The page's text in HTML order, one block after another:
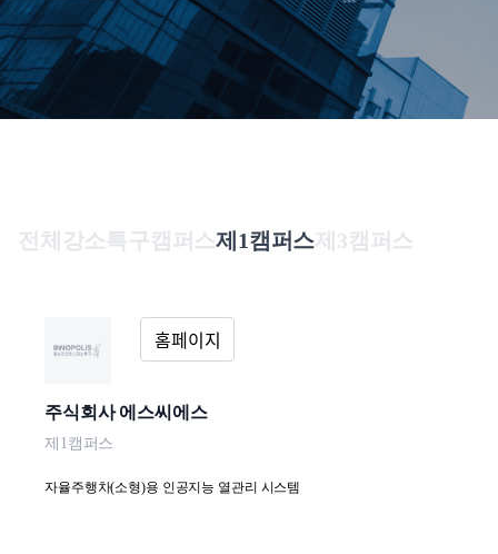
글로벌 협력 지원
메
무
수
용
개인정보처리방침
원
서
전체 강소특구캠퍼스제1캠퍼스제3캠퍼스
주식회사 에스씨에스
제1캠퍼스
자율주행차(소형)용 인공지능 열관리 시스템